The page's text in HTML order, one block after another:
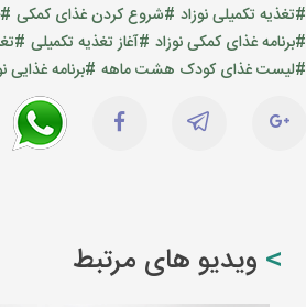
#تغذیه تکمیلی نوزاد #شروع کردن غذای کمکی
#برنامه غذای کمکی نوزاد #آغاز تغذیه تکمیلی
#لیست غذای کودک هشت ماهه #برنامه
ویدیو های مرتبط